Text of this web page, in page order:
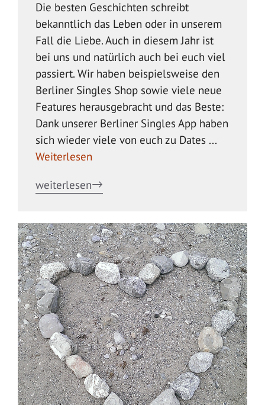
Die besten Geschichten schreibt
bekanntlich das Leben oder in unserem
Fall die Liebe. Auch in diesem Jahr ist
bei uns und natürlich auch bei euch viel
passiert. Wir haben beispielsweise den
Berliner Singles Shop sowie viele neue
Features herausgebracht und das Beste:
Dank unserer Berliner Singles App haben
sich wieder viele von euch zu Dates ...
Weiterlesen
weiterlesen